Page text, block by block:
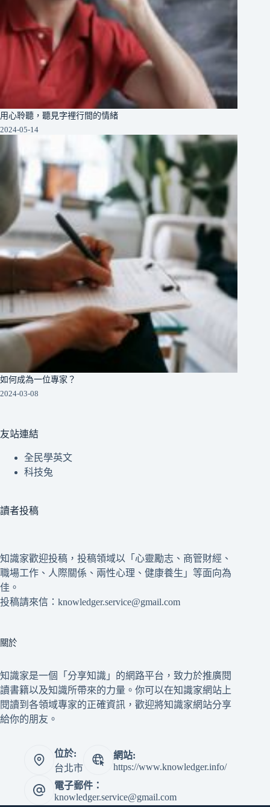
用心聆聽，聽見字裡行間的情緒
2024-05-14
如何成為一位專家？
2024-03-08
友站連結
全民學英文
科技兔
讀者投稿
知識家歡迎投稿，投稿領域以「心靈勵志、商管財經、
職場工作、人際關係、兩性心理、健康養生」等面向為
佳。
投稿請來信：knowledger.service@gmail.com
關於
知識家是一個「分享知識」的網路平台，致力於推廣閱
讀書籍以及知識所帶來的力量。你可以在知識家網站上
閱讀到各領域專家的正確資訊，歡迎將知識家網站分享
給你的朋友。
位於:
台北市
網站:
https://www.knowledger.info/
電子郵件：
knowledger.service@gmail.com